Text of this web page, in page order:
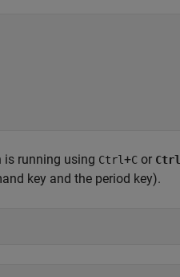
is running using Ctrl+C or Ctrl
key and the period key).